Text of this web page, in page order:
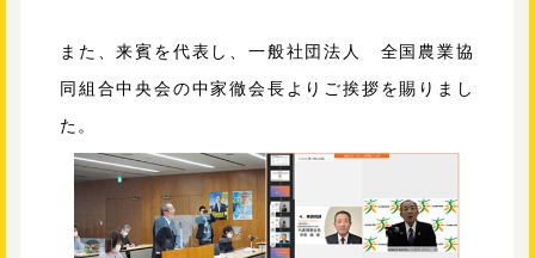
また、来賓を代表し、一般社団法人 全国農業協
同組合中央会の中家徹会長よりご挨拶を賜りまし
た。